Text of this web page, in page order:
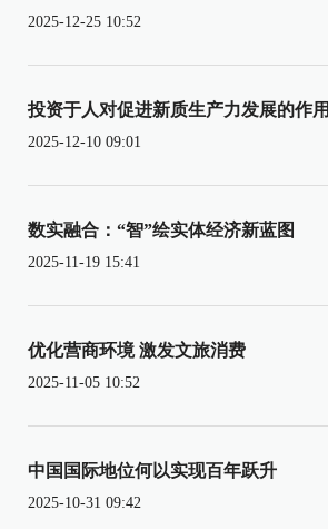
2025-12-25 10:52
投资于人对促进新质生产力发展的作用
2025-12-10 09:01
数实融合：“智”绘实体经济新蓝图
2025-11-19 15:41
优化营商环境 激发文旅消费
2025-11-05 10:52
中国国际地位何以实现百年跃升
2025-10-31 09:42